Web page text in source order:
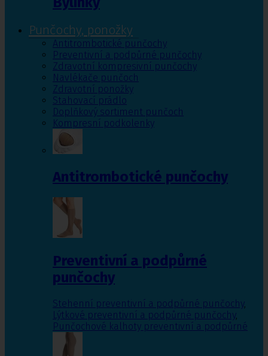
Punčochy, ponožky
Antitrombotické punčochy
Preventivní a podpůrné punčochy
Zdravotní kompresivní punčochy
Navlékače punčoch
Zdravotní ponožky
Stahovací prádlo
Doplňkový sortiment punčoch
Kompresní podkolenky
Antitrombotické punčochy
Preventivní a podpůrné
punčochy
Stehenní preventivní a podpůrné punčochy,
Lýtkové preventivní a podpůrné punčochy,
Punčochové kalhoty preventivní a podpůrné